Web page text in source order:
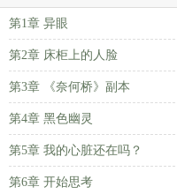
第1章 异眼
第2章 床柜上的人脸
第3章 《奈何桥》副本
第4章 黑色幽灵
第5章 我的心脏还在吗？
第6章 开始思考